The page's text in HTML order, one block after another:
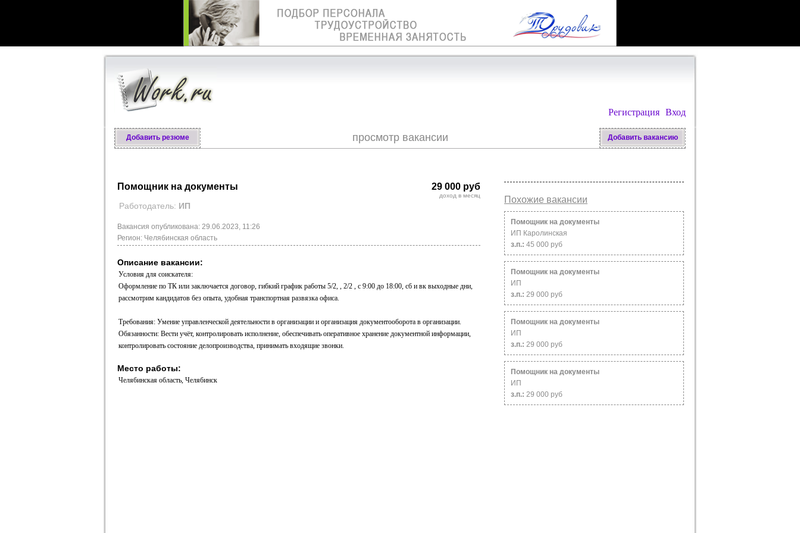
Добавить резюме просмотр вакансии Добавить вакансию
Вход
Регистрация
29 000 руб
доход в месяц
Помощник на документы
Работодатель: ИП
Вакансия опубликована: 29.06.2023, 11:26
Регион: Челябинская область
Описание вакансии:
Условия для соискателя:
Оформление по ТК или заключается договор, гибкий график работы 5/2, , 2/2 , с 9:00 до 18:00, сб и вк выходные дни,
рассмотрим кандидатов без опыта, удобная транспортная развязка офиса.
Требования: Умение управленческой деятельности в организации и организация документооборота в организации.
Обязанности: Вести учёт, контролировать исполнение, обеспечивать оперативное хранение документной информации,
контролировать состояние делопроизводства, принимать входящие звонки.
Место работы:
Челябинская область, Челябинск
Похожие вакансии
Помощник на документы
ИП Каролинская
з.п.: 45 000 руб
Помощник на документы
ИП
з.п.: 29 000 руб
Помощник на документы
ИП
з.п.: 29 000 руб
Помощник на документы
ИП
з.п.: 29 000 руб